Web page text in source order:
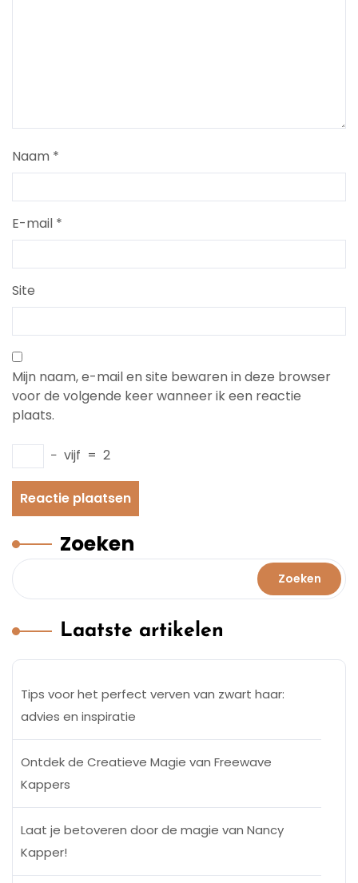
Naam *
E-mail *
Site
Mijn naam, e-mail en site bewaren in deze browser
voor de volgende keer wanneer ik een reactie
plaats.
− vijf = 2
Zoeken
Zoeken
Laatste artikelen
Tips voor het perfect verven van zwart haar:
advies en inspiratie
Ontdek de Creatieve Magie van Freewave
Kappers
Laat je betoveren door de magie van Nancy
Kapper!